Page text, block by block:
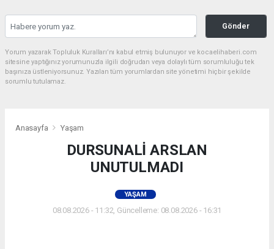
Gönder
Yorum yazarak Topluluk Kuralları’nı kabul etmiş bulunuyor ve kocaelihaberi.com
sitesine yaptığınız yorumunuzla ilgili doğrudan veya dolaylı tüm sorumluluğu tek
başınıza üstleniyorsunuz. Yazılan tüm yorumlardan site yönetimi hiçbir şekilde
sorumlu tutulamaz.
Anasayfa Yaşam
DURSUNALİ ARSLAN
UNUTULMADI
YAŞAM
08.08.2026 - 11:32, Güncelleme: 08.08.2026 - 16:31